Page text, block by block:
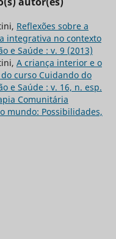
Reflexões sobre a
integrativa no contexto
e Saúde : v. 9 (2013)
A criança interior e o
curso Cuidando do
e Saúde : v. 16, n. esp.
Comunitária
mundo: Possibilidades,